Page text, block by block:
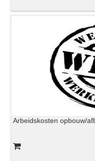
Arbeidskosten opbouw/